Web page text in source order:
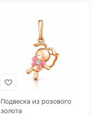
Подвеска из розового
золота